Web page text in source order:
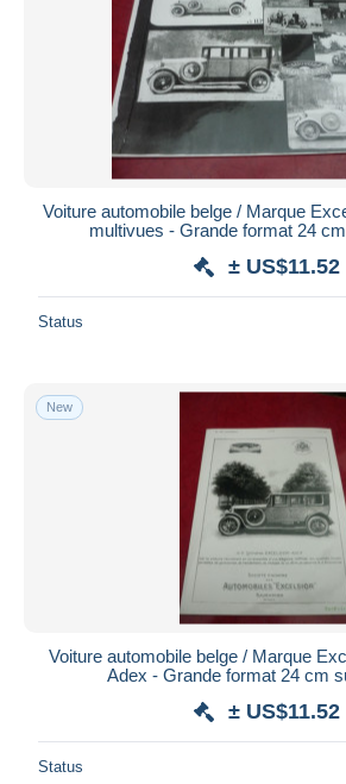
Voiture automobile belge / Marque
multivues - Grande format 24
± US$11.52
Status
New
Voiture automobile belge / Marque
Adex - Grande format 24 cm
± US$11.52
Status